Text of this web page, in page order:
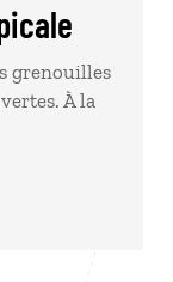
grenouilles
À la